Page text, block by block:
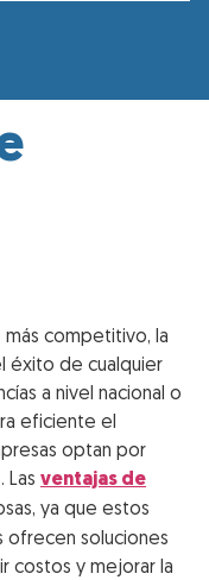
competitivo, la
éxito de cualquier
a nivel nacional o
eficiente el
optan por
Las ventajas de
ya que estos
soluciones
costos y mejorar la